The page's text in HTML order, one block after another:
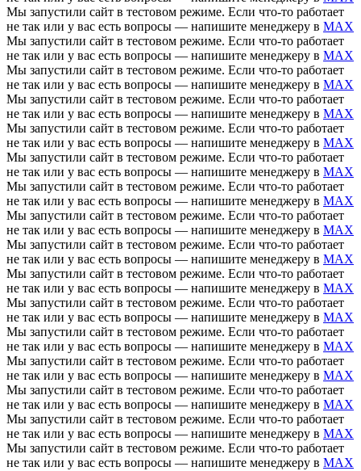
Мы запустили сайт в тестовом режиме. Если что-то работает
не так или у вас есть вопросы — напишите менеджеру в MAX
Мы запустили сайт в тестовом режиме. Если что-то работает
не так или у вас есть вопросы — напишите менеджеру в MAX
Мы запустили сайт в тестовом режиме. Если что-то работает
не так или у вас есть вопросы — напишите менеджеру в MAX
Мы запустили сайт в тестовом режиме. Если что-то работает
не так или у вас есть вопросы — напишите менеджеру в MAX
Мы запустили сайт в тестовом режиме. Если что-то работает
не так или у вас есть вопросы — напишите менеджеру в MAX
Мы запустили сайт в тестовом режиме. Если что-то работает
не так или у вас есть вопросы — напишите менеджеру в MAX
Мы запустили сайт в тестовом режиме. Если что-то работает
не так или у вас есть вопросы — напишите менеджеру в MAX
Мы запустили сайт в тестовом режиме. Если что-то работает
не так или у вас есть вопросы — напишите менеджеру в MAX
Мы запустили сайт в тестовом режиме. Если что-то работает
не так или у вас есть вопросы — напишите менеджеру в MAX
Мы запустили сайт в тестовом режиме. Если что-то работает
не так или у вас есть вопросы — напишите менеджеру в MAX
Мы запустили сайт в тестовом режиме. Если что-то работает
не так или у вас есть вопросы — напишите менеджеру в MAX
Мы запустили сайт в тестовом режиме. Если что-то работает
не так или у вас есть вопросы — напишите менеджеру в MAX
Мы запустили сайт в тестовом режиме. Если что-то работает
не так или у вас есть вопросы — напишите менеджеру в MAX
Мы запустили сайт в тестовом режиме. Если что-то работает
не так или у вас есть вопросы — напишите менеджеру в MAX
Мы запустили сайт в тестовом режиме. Если что-то работает
не так или у вас есть вопросы — напишите менеджеру в MAX
Мы запустили сайт в тестовом режиме. Если что-то работает
не так или у вас есть вопросы — напишите менеджеру в MAX